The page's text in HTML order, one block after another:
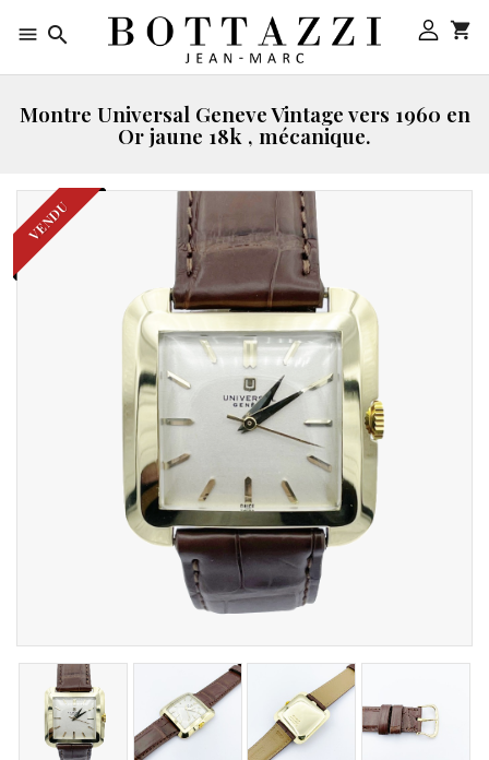
  
Montre Universal Geneve Vintage vers 1960 en
Or jaune 18k , mécanique.
VENDU